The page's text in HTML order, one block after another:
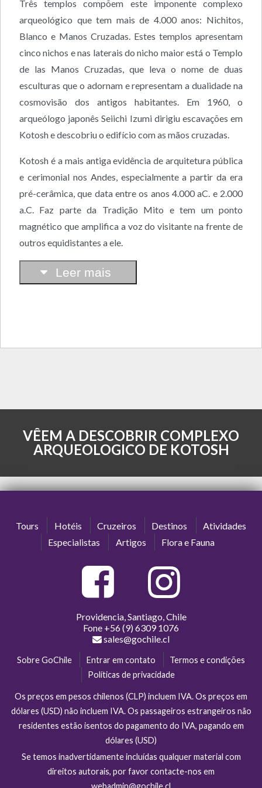
Três templos compõem este imponente complexo
arqueológico que tem mais de 4.000 anos: Nichitos,
Blanco e Manos Cruzadas. Estes templos apresentam
cinco nichos e nas laterais do nicho maior está o Templo
de las Manos Cruzadas, que leva o nome de duas
esculturas que o adornam e representam a dualidade na
cosmovisão dos antigos habitantes. Em 1960, o
arqueólogo japonês Seiichi Izumi dirigiu escavações em
Kotosh e descobriu o edifício com as mãos cruzadas.
Kotosh é a mais antiga evidência de arquitetura pública
e cerimonial nos Andes, especialmente a partir da era
pré-cerâmica, que data entre os anos 4.000 aC. e 2.000
a.C. Faz parte da Tradição Mito e tem um ponto
magnético que amplifica a voz do visitante na frente de
outros equidistantes a ele.
Leer mais
VÊEM A DESCOBRIR COMPLEXO
ARQUEOLOGICO DE KOTOSH
Tours Hotéis Cruzeiros Destinos
Atividades
Especialistas
Artigos Flora e Fauna
Providencia, Santiago, Chile
Fone +56 (9) 6309 1076
sales@gochile.cl
Sobre GoChile Entrar em contato
Termos e condições
Políticas de privacidade
Os preços em pesos chilenos (CLP) incluem IVA. Os preços em
dólares (USD) não incluem IVA. Os passageiros estrangeiros não
residentes estão isentos do pagamento do IVA, pagando em
dólares (USD)
Se temos inadvertidamente incluídas qualquer material com
direitos autorais, por favor contacte-nos em
webadmin@gochile.cl